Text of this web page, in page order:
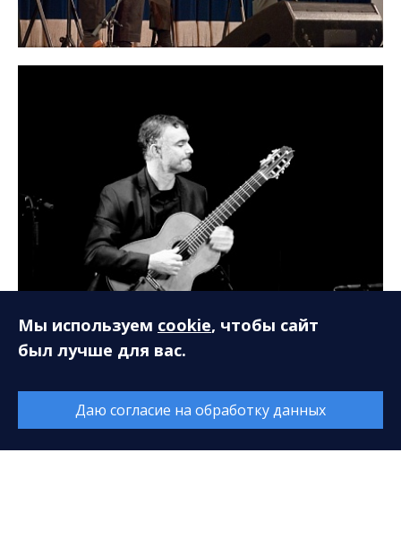
Мы используем cookie, чтобы сайт
был лучше для вас.
Даю согласие на обработку данных